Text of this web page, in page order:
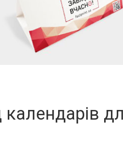
календарів